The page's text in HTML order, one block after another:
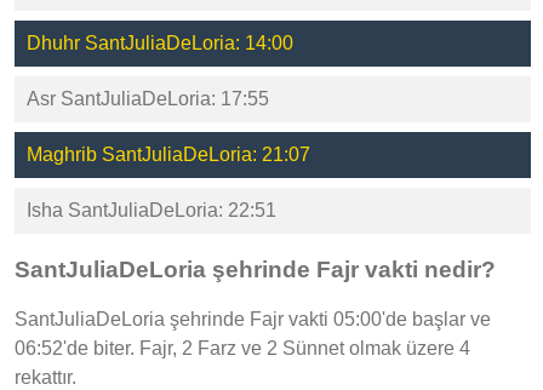
Dhuhr SantJuliaDeLoria: 14:00
Asr SantJuliaDeLoria: 17:55
Maghrib SantJuliaDeLoria: 21:07
Isha SantJuliaDeLoria: 22:51
SantJuliaDeLoria şehrinde Fajr vakti nedir?
SantJuliaDeLoria şehrinde Fajr vakti 05:00'de başlar ve
06:52'de biter. Fajr, 2 Farz ve 2 Sünnet olmak üzere 4
rekattır.